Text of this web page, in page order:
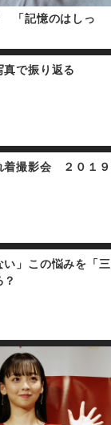
「記憶のはしっ
真で振り返る
着撮影会 ２０１９
い」この悩みを「三